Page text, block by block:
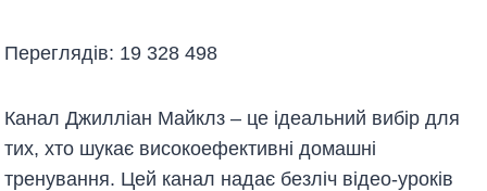
Переглядів: 19 328 498
Канал Джилліан Майклз – це ідеальний вибір для
тих, хто шукає високоефективні домашні
тренування. Цей канал надає безліч відео-уроків